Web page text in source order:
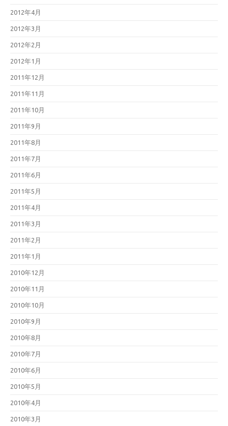
2012年4月
2012年3月
2012年2月
2012年1月
2011年12月
2011年11月
2011年10月
2011年9月
2011年8月
2011年7月
2011年6月
2011年5月
2011年4月
2011年3月
2011年2月
2011年1月
2010年12月
2010年11月
2010年10月
2010年9月
2010年8月
2010年7月
2010年6月
2010年5月
2010年4月
2010年3月